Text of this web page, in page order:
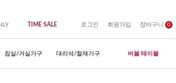
TIME SALE 로그인 회원가입 장바구니 0
침실/거실가구 대리석/철재가구 버블 테이블